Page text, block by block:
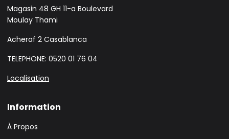
Magasin 48 GH 11-a Boulevard
Moulay Thami
Acheraf 2 Casablanca
TELEPHONE: 0520 01 76 04
Localisation
Information
À Propos